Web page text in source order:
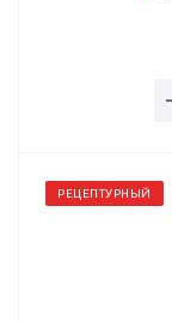
РЕЦЕПТУРНЫЙ